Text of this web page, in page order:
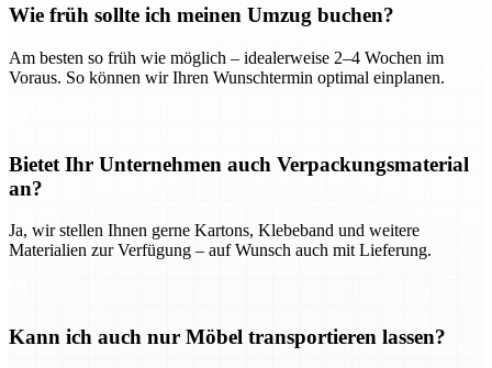
Wie früh sollte ich meinen Umzug buchen?
Am besten so früh wie möglich – idealerweise 2–4 Wochen im
Voraus. So können wir Ihren Wunschtermin optimal einplanen.
Bietet Ihr Unternehmen auch Verpackungsmaterial
an?
Ja, wir stellen Ihnen gerne Kartons, Klebeband und weitere
Materialien zur Verfügung – auf Wunsch auch mit Lieferung.
Kann ich auch nur Möbel transportieren lassen?